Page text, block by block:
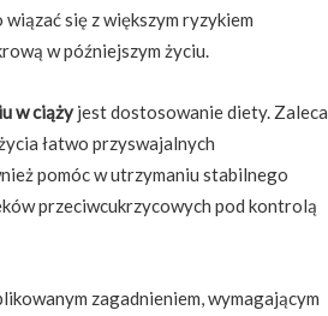
się z większym ryzykiem
w późniejszym życiu.
w ciążyjest dostosowanie diety. Zaleca
łatwo przyswajalnych
pomóc w utrzymaniu stabilnego
przeciwcukrzycowych pod kontrolą
zagadnieniem, wymagającym